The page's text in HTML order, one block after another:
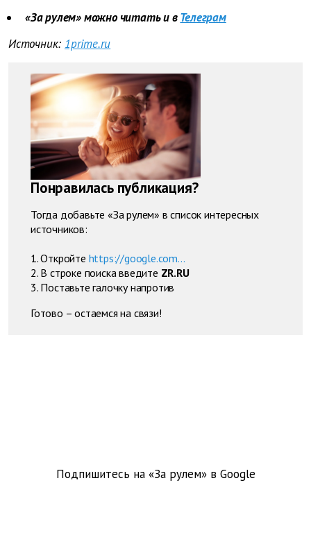
«За рулем» можно читать и вТелеграм
Источник: 1prime.ru
Понравилась публикация?
Тогда добавьте «За рулем» в список интересных
источников:
1. Откройте https://google.com...
2. В строке поиска введите ZR.RU
3. Поставьте галочку напротив
Готово – остаемся на связи!
Подпишитесь на «За рулем» в Google